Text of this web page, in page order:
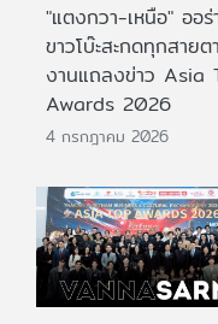
"แตงกวา-เหนือ" ออร่
ขาวโบ๊ะสะกดทุกสายต
งานแถลงข่าว Asia
Awards 2026
4 กรกฎาคม 2026